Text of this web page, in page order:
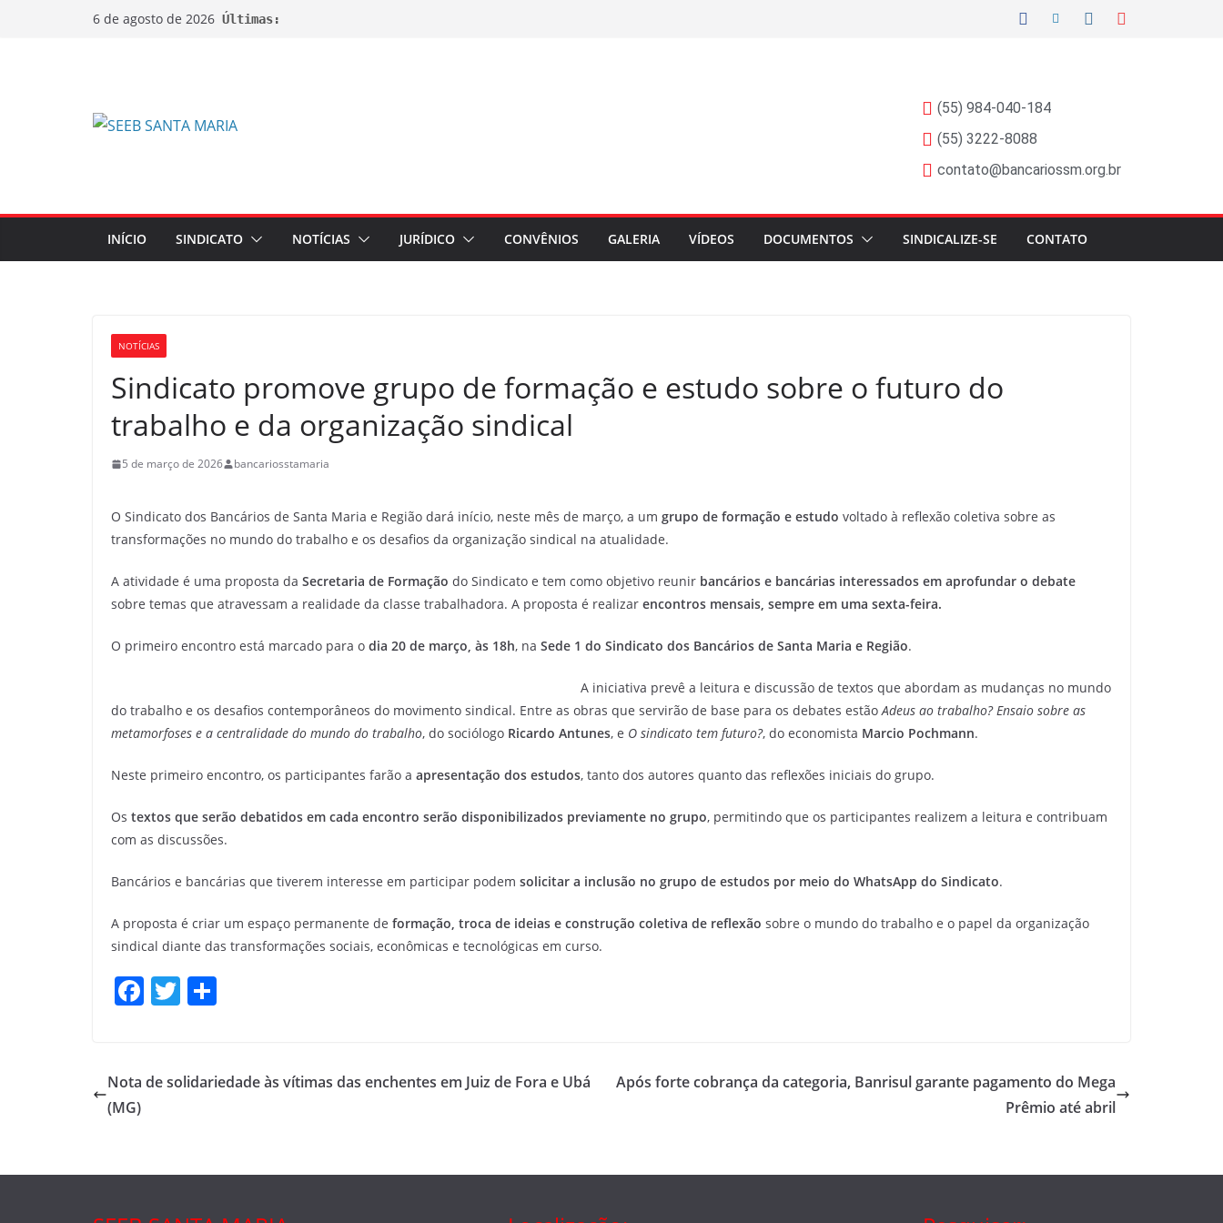
6 de agosto de 2026 Últimas:
(55) 984-040-184
(55) 3222-8088
contato@bancariossm.org.br
INÍCIO SINDICATO NOTÍCIAS JURÍDICO CONVÊNIOS GALERIA VÍDEOS DOCUMENTOS SINDICALIZE-SE CONTATO
NOTÍCIAS
Sindicato promove grupo de formação e estudo sobre o futuro do
trabalho e da organização sindical
5 de março de 2026 bancariosstamaria
O Sindicato dos Bancários de Santa Maria e Região dará início, neste mês de março, a um grupo de formação e estudo voltado à reflexão coletiva sobre as
transformações no mundo do trabalho e os desafios da organização sindical na atualidade.
A atividade é uma proposta da Secretaria de Formação do Sindicato e tem como objetivo reunir bancários e bancárias interessados em aprofundar o debate
sobre temas que atravessam a realidade da classe trabalhadora. A proposta é realizar encontros mensais, sempre em uma sexta-feira.
O primeiro encontro está marcado para o dia 20 de março, às 18h, na Sede 1 do Sindicato dos Bancários de Santa Maria e Região.
A iniciativa prevê a leitura e discussão de textos que abordam as mudanças no mundo
do trabalho e os desafios contemporâneos do movimento sindical. Entre as obras que servirão de base para os debates estão Adeus ao trabalho? Ensaio sobre as
metamorfoses e a centralidade do mundo do trabalho, do sociólogo Ricardo Antunes, e O sindicato tem futuro?, do economista Marcio Pochmann.
Neste primeiro encontro, os participantes farão a apresentação dos estudos, tanto dos autores quanto das reflexões iniciais do grupo.
Os textos que serão debatidos em cada encontro serão disponibilizados previamente no grupo, permitindo que os participantes realizem a leitura e contribuam
com as discussões.
Bancários e bancárias que tiverem interesse em participar podem solicitar a inclusão no grupo de estudos por meio do WhatsApp do Sindicato.
A proposta é criar um espaço permanente de formação, troca de ideias e construção coletiva de reflexão sobre o mundo do trabalho e o papel da organização
sindical diante das transformações sociais, econômicas e tecnológicas em curso.
F
e
o
T
er e
Nota de solidariedade às vítimas das enchentes em Juiz de Fora e Ubá
(MG)
Após forte cobrança da categoria, Banrisul garante pagamento do Mega
Prêmio até abril